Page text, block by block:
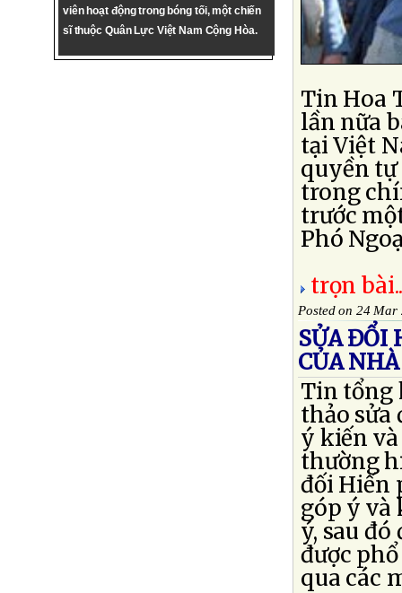
viên hoạt động trong bóng tối, một chiến
sĩ thuộc Quân Lực Việt Nam Cộng Hòa.
Tin Hoa
lần nữa
tại Việt
quyền
trong
trước
Phó
trọn
Posted on 24 Mar
SỬA ĐỔI
CỦA
Tin tổng
thảo sửa
ý kiến
thường
đối Hiến
góp ý và
ý, sau
được
qua các